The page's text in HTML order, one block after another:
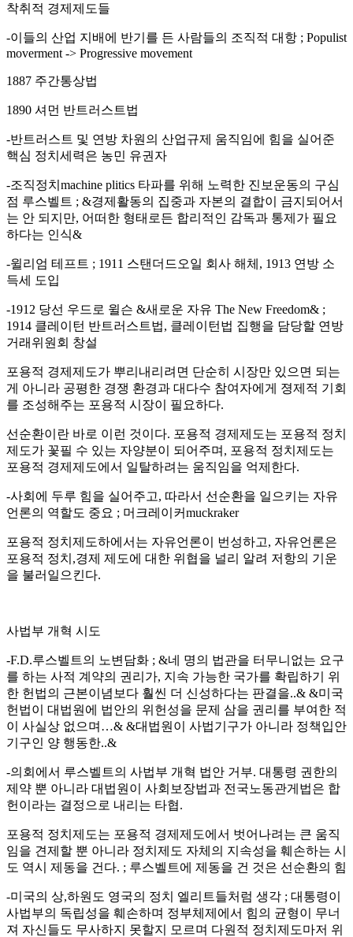
착취적 경제제도들
-이들의 산업 지배에 반기를 든 사람들의 조직적 대항 ; Populist
moverment -> Progressive movement
1887 주간통상법
1890 셔먼 반트러스트법
-반트러스트 및 연방 차원의 산업규제 움직임에 힘을 실어준
핵심 정치세력은 농민 유권자
-조직정치machine plitics 타파를 위해 노력한 진보운동의 구심
점 루스벨트 ; &경제활동의 집중과 자본의 결합이 금지되어서
는 안 되지만, 어떠한 형태로든 합리적인 감독과 통제가 필요
하다는 인식&
-윌리엄 테프트 ; 1911 스탠더드오일 회사 해체, 1913 연방 소
득세 도입
-1912 당선 우드로 윌슨 &새로운 자유 The New Freedom& ;
1914 클레이턴 반트러스트법, 클레이턴법 집행을 담당할 연방
거래위원회 창설
포용적 경제제도가 뿌리내리려면 단순히 시장만 있으면 되는
게 아니라 공평한 경쟁 환경과 대다수 참여자에게 졍제적 기회
를 조성해주는 포용적 시장이 필요하다.
선순환이란 바로 이런 것이다. 포용적 경제제도는 포용적 정치
제도가 꽃필 수 있는 자양분이 되어주며, 포용적 정치제도는
포용적 경제제도에서 일탈하려는 움직임을 억제한다.
-사회에 두루 힘을 실어주고, 따라서 선순환을 일으키는 자유
언론의 역할도 중요 ; 머크레이커muckraker
포용적 정치제도하에서는 자유언론이 번성하고, 자유언론은
포용적 정치,경제 제도에 대한 위협을 널리 알려 저항의 기운
을 불러일으킨다.
사법부 개혁 시도
-F.D.루스벨트의 노변담화 ; &네 명의 법관을 터무니없는 요구
를 하는 사적 계약의 권리가, 지속 가능한 국가를 확립하기 위
한 헌법의 근본이념보다 훨씬 더 신성하다는 판결을..& &미국
헌법이 대법원에 법안의 위헌성을 문제 삼을 권리를 부여한 적
이 사실상 없으며…& &대법원이 사법기구가 아니라 정책입안
기구인 양 행동한..&
-의회에서 루스벨트의 사법부 개혁 법안 거부. 대통령 권한의
제약 뿐 아니라 대법원이 사회보장법과 전국노동관게법은 합
헌이라는 결정으로 내리는 타협.
포용적 정치제도는 포용적 경제제도에서 벗어나려는 큰 움직
임을 견제할 뿐 아니라 정치제도 자체의 지속성을 훼손하는 시
도 역시 제동을 건다. ; 루스벨트에 제동을 건 것은 선순환의 힘
-미국의 상,하원도 영국의 정치 엘리트들처럼 생각 ; 대통령이
사법부의 독립성을 훼손하며 정부체제에서 힘의 균형이 무너
져 자신들도 무사하지 못할지 모르며 다원적 정치제도마저 위